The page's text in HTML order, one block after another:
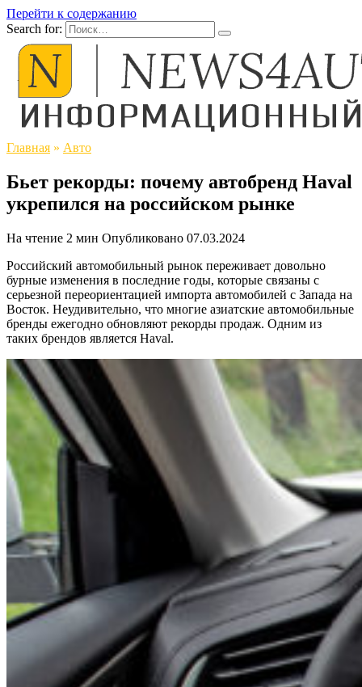
Перейти к содержанию
Search for:
Главная » Авто
Бьет рекорды: почему автобренд Haval
укрепился на российском рынке
На чтение 2 мин Опубликовано 07.03.2024
Российский автомобильный рынок переживает довольно
бурные изменения в последние годы, которые связаны с
серьезной переориентацией импорта автомобилей с Запада на
Восток. Неудивительно, что многие азиатские автомобильные
бренды ежегодно обновляют рекорды продаж. Одним из
таких брендов является Haval.